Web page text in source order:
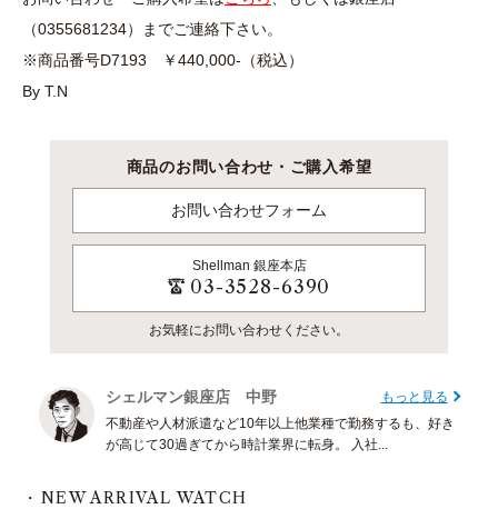
（0355681234）までご連絡下さい。
※商品番号D7193 ￥440,000-（税込）
By T.N
商品のお問い合わせ・ご購入希望
お問い合わせフォーム
Shellman 銀座本店
03-3528-6390
お気軽にお問い合わせください。
シェルマン銀座店 中野
もっと見る
不動産や人材派遣など10年以上他業種で勤務するも、好き
が高じて30過ぎてから時計業界に転身。 入社...
NEW ARRIVAL WATCH